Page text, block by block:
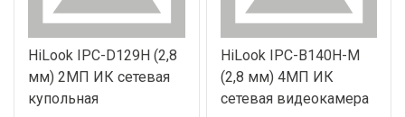
HiLook IPC-D129H (2,8
мм) 2МП ИК сетевая
купольная
HiLook IPC-B140H-M
(2,8 мм) 4МП ИК
сетевая видеокамера